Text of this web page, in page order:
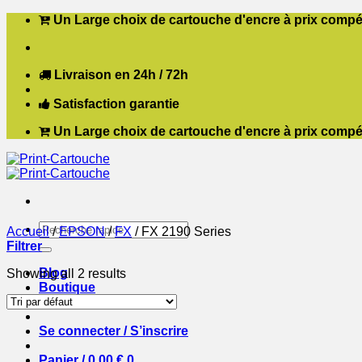
Passer
contenu
Un Large choix de cartouche d'encre à prix
Livraison en 24h / 72h
Satisfaction garantie
Un Large choix de cartouche d'encre à prix
Recherche
pour :
Blog
Boutique
Contact
Se connecter / S’inscrire
Accueil / EPSON / FX /FX 2190 Series
Filtrer
Showing all 2 results